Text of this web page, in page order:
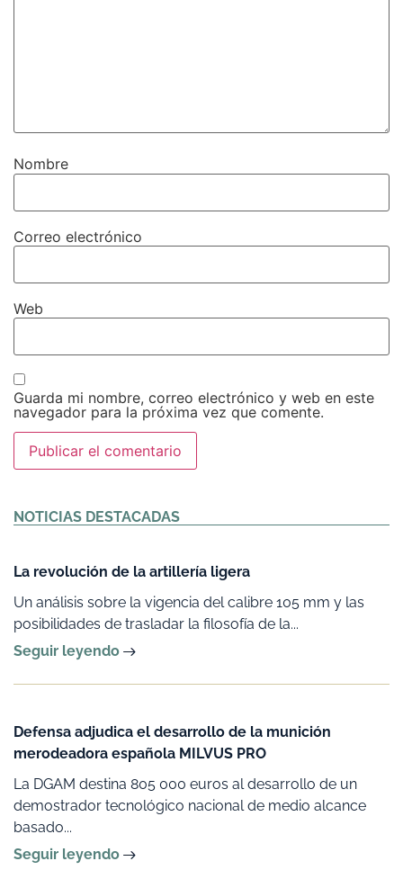
Nombre
Correo electrónico
Web
Guarda mi nombre, correo electrónico y web en este
navegador para la próxima vez que comente.
NOTICIAS DESTACADAS
La revolución de la artillería ligera
Un análisis sobre la vigencia del calibre 105 mm y las
posibilidades de trasladar la filosofía de la...
Seguir leyendo
Defensa adjudica el desarrollo de la munición
merodeadora española MILVUS PRO
La DGAM destina 805 000 euros al desarrollo de un
demostrador tecnológico nacional de medio alcance
basado...
Seguir leyendo